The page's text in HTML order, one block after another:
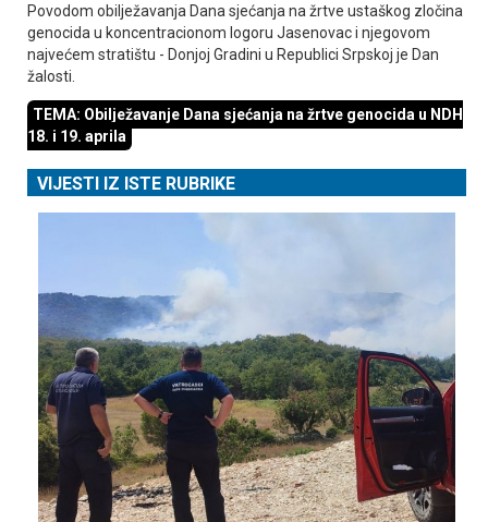
Povodom obilježavanja Dana sjećanja na žrtve ustaškog zločina
genocida u koncentracionom logoru Јasenovac i njegovom
najvećem stratištu - Donjoj Gradini u Republici Srpskoj je Dan
žalosti.
TEMA: Obilježavanje Dana sjećanja na žrtve genocida u NDH
18. i 19. aprila
VIJESTI IZ ISTE RUBRIKE